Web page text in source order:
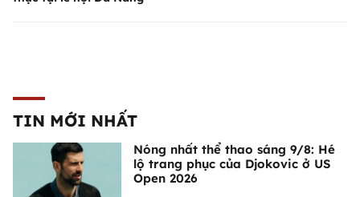
TIN MỚI NHẤT
Nóng nhất thể thao sáng 9/8: Hé
lộ trang phục của Djokovic ở US
Open 2026